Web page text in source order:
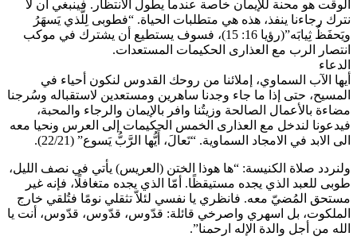
الوقت هو محنة للإيمان خاصة عندما يطول الانتظار. فينبغي ان لا
نترك رجاءنا ينفذ، هذه هي متطلبات الحياة. “فطوبى لِلَّذي يَسهَرُ
ويَحفَظُ ثِيابَه”(رؤيا 16: 15)، فسوف يستطيع أن يشترك في موكب
انتصار الرب مع العذارى الحكيمات المستعدات.
الدعاء
أيها الآب السماوي، إملائنا من روحك القدوس لنكون أحياء في
المسيح، حتى إذا ما جاء وجدنا ساهرين ومستعدين لاستقباله وسُرجنا
مضاءة بالأعمال الصالحة وزيتُنا وافر بالإيمان والرجاء والمحبة،
فيدعونا لندخل مع العذارى الخمس الحكيمات إلى العرس ونحيا معه
الى الابد في الامجاد السماوية. “تَعالَ، أَيُّها الرَّبُّ يَسوع” (22/21).
ولنردد صلاة الكنيسة: “ها هوذا الختن (العريس) يأتي في نصف الليل،
طوبى للعبد الذي يجده مستيقظًا. أمّا الذي يجده متغافلًا، فإنه غير
مستحق المُضيّ معه. فانظري يا نفسي لئلاّ تثقلي نومًا فتُلقي خارج
الملكوت، بل اسهري واصرخي قائلة: قدّوس، قدّوس، قدّوس، أنت يا
الله من أجل والدة الإله ارحمنا”.